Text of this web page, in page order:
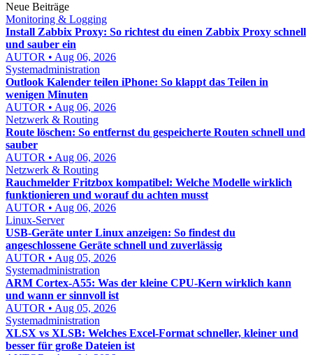
Neue Beiträge
Monitoring & Logging
Install Zabbix Proxy: So richtest du einen Zabbix Proxy schnell
und sauber ein
AUTOR • Aug 06, 2026
Systemadministration
Outlook Kalender teilen iPhone: So klappt das Teilen in
wenigen Minuten
AUTOR • Aug 06, 2026
Netzwerk & Routing
Route löschen: So entfernst du gespeicherte Routen schnell und
sauber
AUTOR • Aug 06, 2026
Netzwerk & Routing
Rauchmelder Fritzbox kompatibel: Welche Modelle wirklich
funktionieren und worauf du achten musst
AUTOR • Aug 06, 2026
Linux-Server
USB-Geräte unter Linux anzeigen: So findest du
angeschlossene Geräte schnell und zuverlässig
AUTOR • Aug 05, 2026
Systemadministration
ARM Cortex-A55: Was der kleine CPU-Kern wirklich kann
und wann er sinnvoll ist
AUTOR • Aug 05, 2026
Systemadministration
XLSX vs XLSB: Welches Excel-Format schneller, kleiner und
besser für große Dateien ist